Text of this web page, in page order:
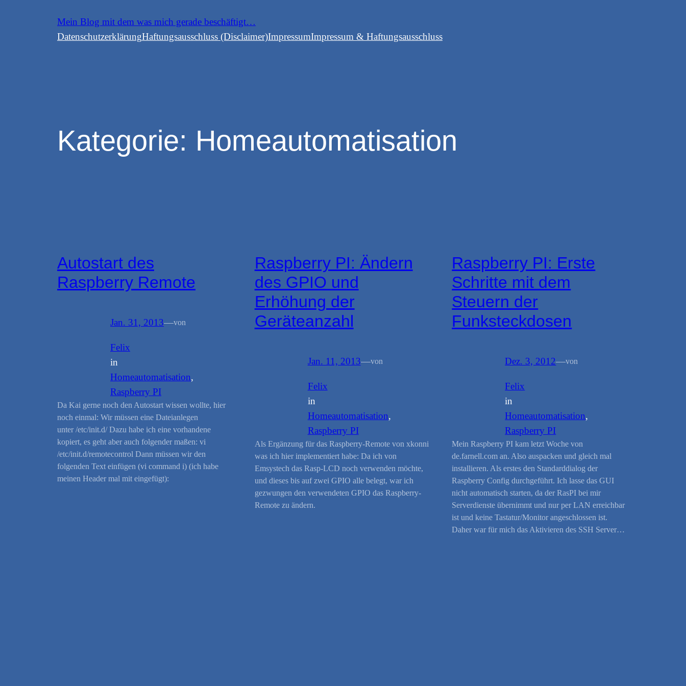
Mein Blog mit dem was mich gerade beschäftigt…
DatenschutzerklärungHaftungsausschluss (Disclaimer)ImpressumImpressum & Haftungsausschluss
Kategorie: Homeautomatisation
Autostart des
Raspberry Remote
Jan. 31, 2013—von
Felix
in
Homeautomatisation
Raspberry PI
Da Kai gerne noch den Autostart wissen wollte, hier
noch einmal: Wir müssen eine Dateianlegen
unter /etc/init.d/ Dazu habe ich eine vorhandene
kopiert, es geht aber auch folgender maßen: vi
/etc/init.d/remotecontrol Dann müssen wir den
folgenden Text einfügen (vi command i) (ich habe
meinen Header mal mit eingefügt):
Raspberry PI: Ändern
des GPIO und
Erhöhung der
Geräteanzahl
Jan. 11, 2013—von
Felix
in
Homeautomatisation
Raspberry PI
Als Ergänzung für das Raspberry-Remote von xkonni
was ich hier implementiert habe: Da ich von
Emsystech das Rasp-LCD noch verwenden möchte,
und dieses bis auf zwei GPIO alle belegt, war ich
gezwungen den verwendeten GPIO das Raspberry-
Remote zu ändern.
Raspberry PI: Erste
Schritte mit dem
Steuern der
Funksteckdosen
Dez. 3, 2012—von
Felix
in
Homeautomatisation
Raspberry PI
Mein Raspberry PI kam letzt Woche von
de.farnell.com an. Also auspacken und gleich mal
installieren. Als erstes den Standarddialog der
Raspberry Config durchgeführt. Ich lasse das GUI
nicht automatisch starten, da der RasPI bei mir
Serverdienste übernimmt und nur per LAN erreichbar
ist und keine Tastatur/Monitor angeschlossen ist.
Daher war für mich das Aktivieren des SSH Server…